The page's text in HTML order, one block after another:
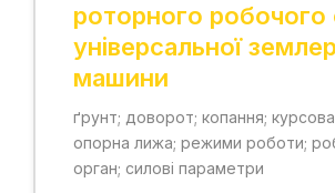
роторного робочого
універсальної
машини
ґрунт; доворот; копання; курсова
опорна лижа; режими роботи;
орган; силові параметри